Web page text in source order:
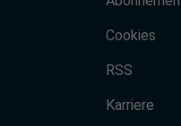
Cookies
RSS
Karriere